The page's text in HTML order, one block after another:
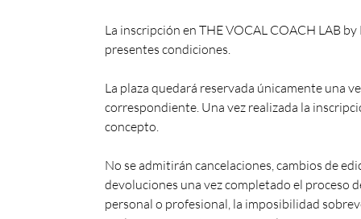
La inscripción en THE VOCAL COACH LAB
presentes condiciones.
La plaza quedará reservada únicamente una
correspondiente. Una vez realizada la
concepto.
No se admitirán cancelaciones, cambios de
devoluciones una vez completado el proceso
personal o profesional, la imposibilidad